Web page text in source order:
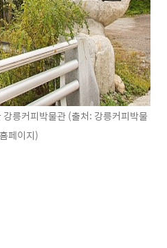
릉커피박물관 (출처: 강릉커피박물
페이지)